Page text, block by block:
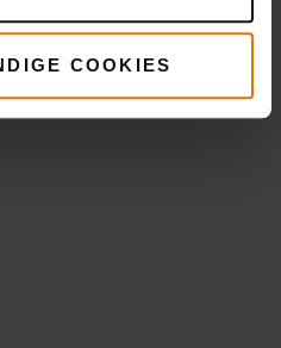
COOKIES